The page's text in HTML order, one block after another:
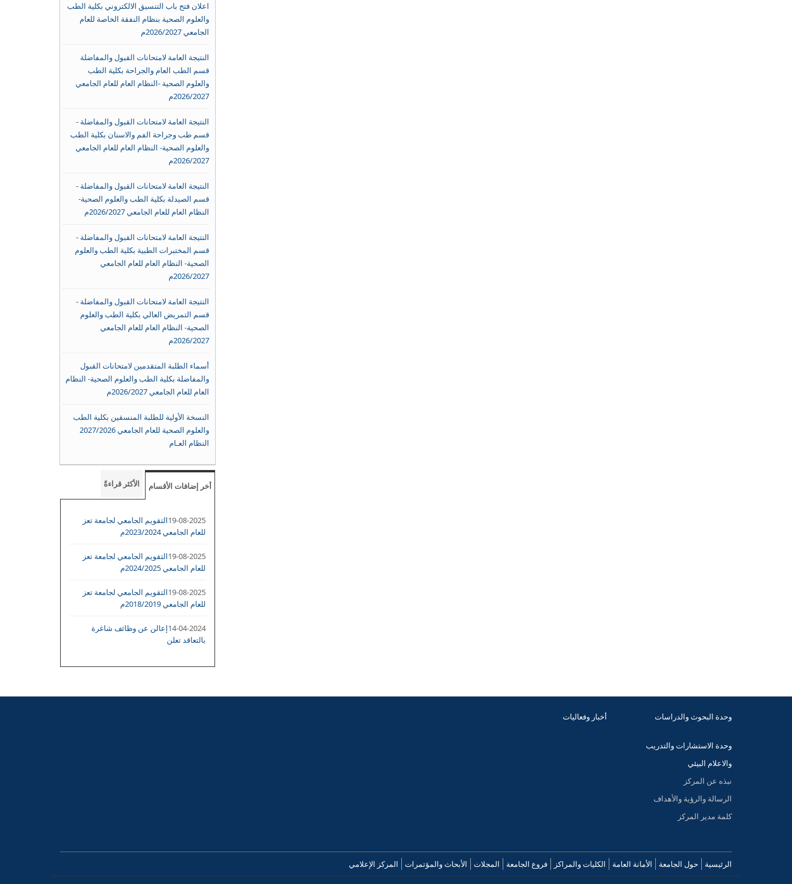
اعلان فتح باب التنسيق الالكتروني بكلية الطب
والعلوم الصحية بنظام النفقة الخاصة للعام
الجامعي 2026/2027م
النتيجة العامة لامتحانات القبول والمفاضلة
قسم الطب العام والجراحة بكلية الطب
والعلوم الصحية -النظام العام للعام الجامعي
2026/2027م
النتيجة العامة لامتحانات القبول والمفاضلة -
قسم طب وجراحة الفم والاسنان بكلية الطب
والعلوم الصحية- النظام العام للعام الجامعي
2026/2027م
النتيجة العامة لامتحانات القبول والمفاضلة -
قسم الصيدلة بكلية الطب والعلوم الصحية-
النظام العام للعام الجامعي 2026/2027م
النتيجة العامة لامتحانات القبول والمفاضلة -
قسم المختبرات الطبية بكلية الطب والعلوم
الصحية- النظام العام للعام الجامعي
2026/2027م
النتيجة العامة لامتحانات القبول والمفاضلة -
قسم التمريض العالي بكلية الطب والعلوم
الصحية- النظام العام للعام الجامعي
2026/2027م
أسماء الطلبة المتقدمين لامتحانات القبول
والمفاضلة بكلية الطب والعلوم الصحية- النظام
العام للعام الجامعي 2026/2027م
النسخة الأولية للطلبة المنسقين بكلية الطب
والعلوم الصحية للعام الجامعي 2027/2026
النظام العـام
أخر إضافات الأقسام الأكثر قراءةً
19-08-2025التقويم الجامعي لجامعة تعز
للعام الجامعي 2023/2024م
19-08-2025التقويم الجامعي لجامعة تعز
للعام الجامعي 2024/2025م
19-08-2025التقويم الجامعي لجامعة تعز
للعام الجامعي 2018/2019م
14-04-2024إعالن عن وظائف شاغرة
بالتعاقد تعلن
وحدة البحوث والدراسات
وحدة الاستشارات والتدريب
والاعلام البيئي
نبذه عن المركز
الرسالة والرؤية والأهداف
كلمة مدير المركز
أخبار وفعاليات
الرئيسية حول الجامعة الأمانة العامة الكليات والمراكز فروع الجامعة المجلات الأبحاث والمؤتمرات المركز الإعلامي